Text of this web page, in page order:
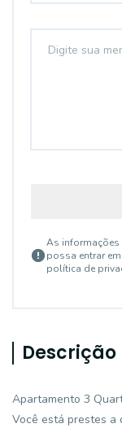
As
possa entrar
política de
Descrição
Apartamento 3
Você está prestes a